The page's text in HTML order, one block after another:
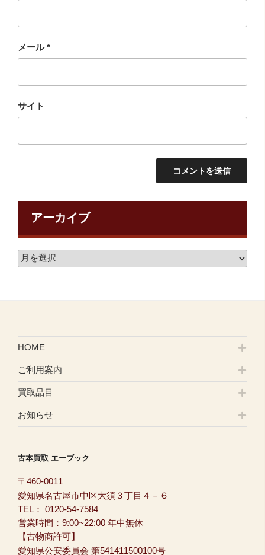
メール*
サイト
アーカイブ
HOME
ご利用案内
買取品目
お知らせ
古本買取 エーブック
〒460-0011
愛知県名古屋市中区大須３丁目４－６
TEL： 0120-54-7584
営業時間：9:00~22:00 年中無休
【古物商許可】
愛知県公安委員会 第541411500100号